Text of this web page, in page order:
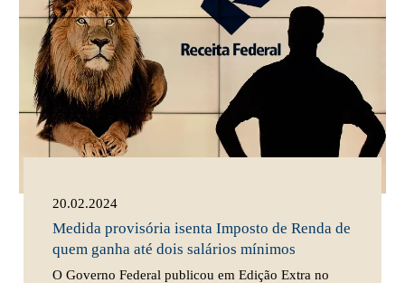
20.02.2024
Medida provisória isenta Imposto de Renda de
quem ganha até dois salários mínimos
O Governo Federal publicou em Edição Extra no